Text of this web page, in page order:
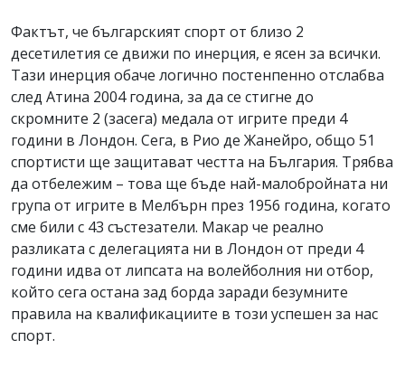
Фактът, че българският спорт от близо 2
десетилетия се движи по инерция, е ясен за всички.
Тази инерция обаче логично постенпенно отслабва
след Атина 2004 година, за да се стигне до
скромните 2 (засега) медала от игрите преди 4
години в Лондон. Сега, в Рио де Жанейро, общо 51
спортисти ще защитават честта на България. Трябва
да отбележим – това ще бъде най-малобройната ни
група от игрите в Мелбърн през 1956 година, когато
сме били с 43 състезатели. Макар че реално
разликата с делегацията ни в Лондон от преди 4
години идва от липсата на волейболния ни отбор,
който сега остана зад борда заради безумните
правила на квалификациите в този успешен за нас
спорт.